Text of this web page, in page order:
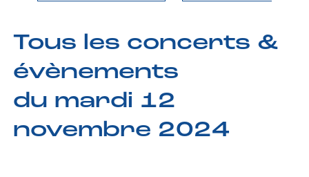
Tous les concerts &
évènements
du mardi 12
novembre 2024